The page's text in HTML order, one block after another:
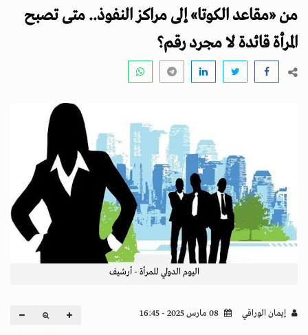
g
a
من «مقاعد الكوتا» إلى مراكز النفوذ.. متى تصبح
المرأة قائدة لا مجرد رقم؟
اليوم الدولي للمرأة - أرشيف
إيمان الوراقي